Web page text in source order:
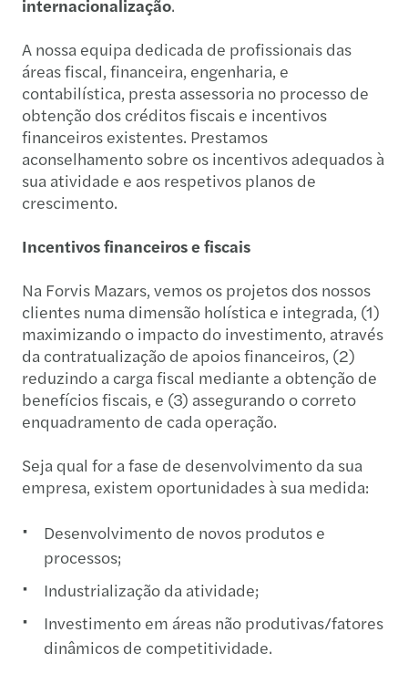
internacionalização.
A nossa equipa dedicada de profissionais das
áreas fiscal, financeira, engenharia, e
contabilística, presta assessoria no processo de
obtenção dos créditos fiscais e incentivos
financeiros existentes. Prestamos
aconselhamento sobre os incentivos adequados à
sua atividade e aos respetivos planos de
crescimento.
Incentivos financeiros e fiscais
Na Forvis Mazars, vemos os projetos dos nossos
clientes numa dimensão holística e integrada, (1)
maximizando o impacto do investimento, através
da contratualização de apoios financeiros, (2)
reduzindo a carga fiscal mediante a obtenção de
benefícios fiscais, e (3) assegurando o correto
enquadramento de cada operação.
Seja qual for a fase de desenvolvimento da sua
empresa, existem oportunidades à sua medida:
Desenvolvimento de novos produtos e
processos;
Industrialização da atividade;
Investimento em áreas não produtivas/fatores
dinâmicos de competitividade.